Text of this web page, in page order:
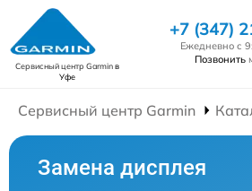
Сервисный центр Garminв
Уфе
+7 (347)
Ежедневно с
Позвонить
Сервисный центр Garmin
Замена дисплея